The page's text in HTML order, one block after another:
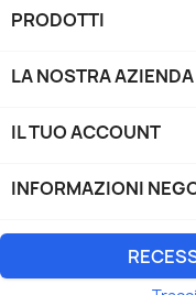
PRODOTTI
LA NOSTRA AZIENDA
IL TUO ACCOUNT
INFORMAZIONI